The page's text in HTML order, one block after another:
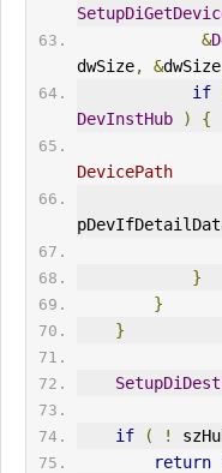
&
dwSize, &dwSize
if
DevInstHub
)
{
DevicePath
}
}
}
if ( !
return